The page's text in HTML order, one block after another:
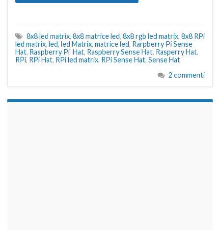
8x8 led matrix, 8x8 matrice led, 8x8 rgb led matrix, 8x8 RPi
led matrix, led, led Matrix, matrice led, Rarpberry Pi Sense
Hat, Raspberry Pi Hat, Raspberry Sense Hat, Rasperry Hat,
RPi, RPi Hat, RPi led matrix, RPi Sense Hat, Sense Hat
2 commenti